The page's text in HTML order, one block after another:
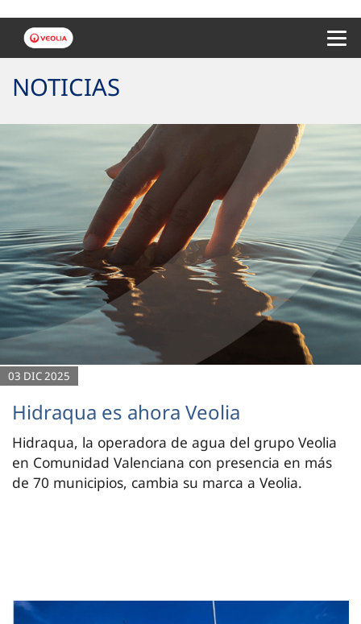
NOTICIAS
03 DIC 2025
Hidraqua es ahora Veolia
Hidraqua, la operadora de agua del grupo Veolia
en Comunidad Valenciana con presencia en más
de 70 municipios, cambia su marca a Veolia.